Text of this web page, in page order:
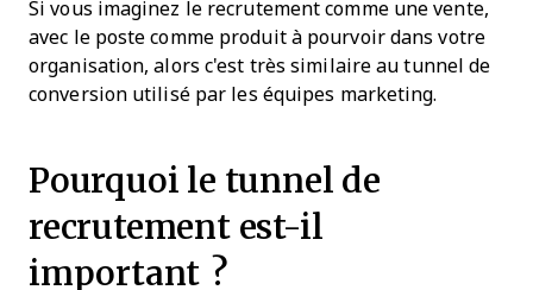
Si vous imaginez le recrutement comme une vente,
avec le poste comme produit à pourvoir dans votre
organisation, alors c'est très similaire au tunnel de
conversion utilisé par les équipes marketing.
Pourquoi le tunnel de
recrutement est-il
important ?